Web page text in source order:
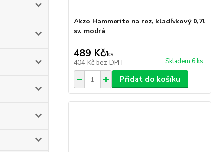
Akzo Hammerite na rez, kladívkový 0,7l
sv. modrá
489 Kč/ks
404 Kč bez DPH Skladem 6 ks
Přidat do košíku